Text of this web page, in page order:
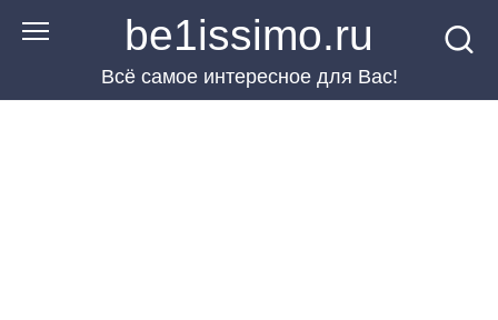
Перейти
be1issimo.ru
Всё самое интересное для Вас!